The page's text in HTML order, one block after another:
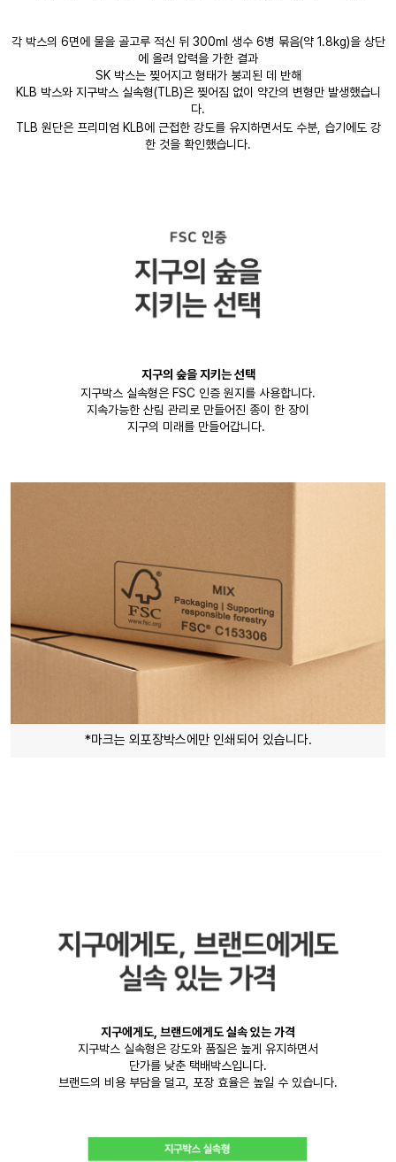
각 박스의 6면에 물을 골고루 적신 뒤 300ml 생수 6병 묶음(약 1.8kg)을 상단
에 올려 압력을 가한 결과
SK 박스는 찢어지고 형태가 붕괴된 데 반해
KLB 박스와 지구박스 실속형(TLB)은 찢어짐 없이 약간의 변형만 발생했습니
다.
TLB 원단은 프리미엄 KLB에 근접한 강도를 유지하면서도 수분, 습기에도 강
한 것을 확인했습니다.
지구의 숲을 지키는 선택
지구박스 실속형은 FSC 인증 원지를 사용합니다.
지속가능한 산림 관리로 만들어진 종이 한 장이
지구의 미래를 만들어갑니다.
*마크는 외포장박스에만 인쇄되어 있습니다.
지구에게도, 브랜드에게도 실속 있는 가격
지구박스 실속형은 강도와 품질은 높게 유지하면서
단가를 낮춘 택배박스입니다.
브랜드의 비용 부담을 덜고, 포장 효율은 높일 수 있습니다.